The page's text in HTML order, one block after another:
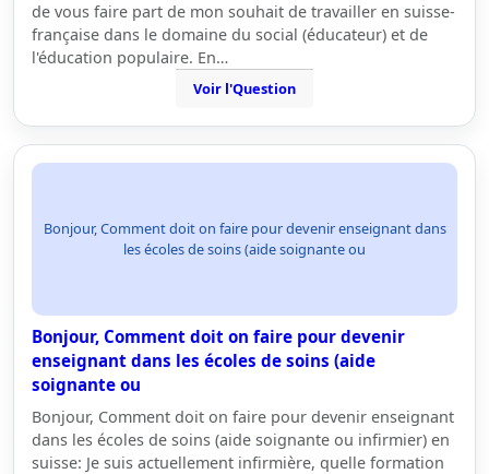
de vous faire part de mon souhait de travailler en suisse-
française dans le domaine du social (éducateur) et de
l'éducation populaire. En…
Voir l'Question
Bonjour, Comment doit on faire pour devenir enseignant dans
les écoles de soins (aide soignante ou
Bonjour, Comment doit on faire pour devenir
enseignant dans les écoles de soins (aide
soignante ou
Bonjour, Comment doit on faire pour devenir enseignant
dans les écoles de soins (aide soignante ou infirmier) en
suisse: Je suis actuellement infirmière, quelle formation